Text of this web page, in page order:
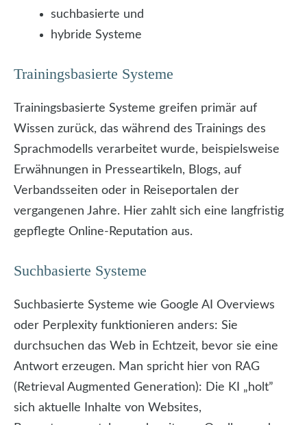
suchbasierte und
hybride Systeme
Trainingsbasierte Systeme
Trainingsbasierte Systeme greifen primär auf
Wissen zurück, das während des Trainings des
Sprachmodells verarbeitet wurde, beispielsweise
Erwähnungen in Presseartikeln, Blogs, auf
Verbandsseiten oder in Reiseportalen der
vergangenen Jahre. Hier zahlt sich eine langfristig
gepflegte Online-Reputation aus.
Suchbasierte Systeme
Suchbasierte Systeme wie Google AI Overviews
oder Perplexity funktionieren anders: Sie
durchsuchen das Web in Echtzeit, bevor sie eine
Antwort erzeugen. Man spricht hier von RAG
(Retrieval Augmented Generation): Die KI „holt”
sich aktuelle Inhalte von Websites,